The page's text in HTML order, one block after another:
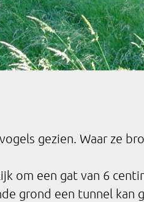
gezien. Waar ze
om een gat van 6
grond een tunnel kan